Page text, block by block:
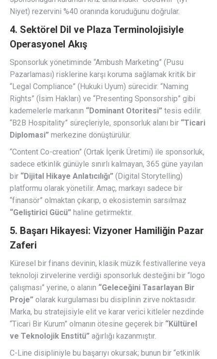
Niyet) rezervini %40 oranında koruduğunu doğrular.
4. Sektörel Dil ve Plaza Terminolojisiyle
Operasyonel Akış
Sponsorluk yönetiminde “Ambush Marketing” (Pusu
Pazarlaması) risklerine karşı koruma sağlamak kritik bir
“Legal Compliance” (Hukuki Uyum) sürecidir. “Naming
Rights” (İsim Hakları) ve “Presenting Sponsorship” gibi
kademelerle markanın “Dominant Otoritesi” tesis edilir.
“B2B Hospitality” süreçleriyle, sponsorluk alanı bir “Ticari
Diplomasi” merkezine dönüştürülür.
“Content Co-creation” (Ortak İçerik Üretimi) ile sponsorluk,
sadece etkinlik günüyle sınırlı kalmayan, 365 güne yayılan
bir “Dijital Hikaye Anlatıcılığı” (Digital Storytelling)
platformu olarak yönetilir. Amaç, markayı sadece bir
“finansör” olmaktan çıkarıp, o ekosistemin sarsılmaz
“Geliştirici Gücü” haline getirmektir.
5. Başarı Hikayesi: Vizyoner Hamiliğin Pazar
Zaferi
Küresel bir finans devinin, klasik müzik festivallerine veya
teknoloji zirvelerine verdiği sponsorluk desteğini bir “logo
çalışması” yerine, o alanın “Geleceğini Tasarlayan Bir
Proje” olarak kurgulaması bu disiplinin zirve noktasıdır.
Marka, bu stratejisiyle elit ve karar verici kitleler nezdinde
“Ticari Bir Kurum” olmanın ötesine geçerek bir “Kültürel
ve Teknolojik Enstitü” ağırlığı kazanmıştır.
C-Line disipliniyle bu başarıyı okursak; bunun bir “etkinlik